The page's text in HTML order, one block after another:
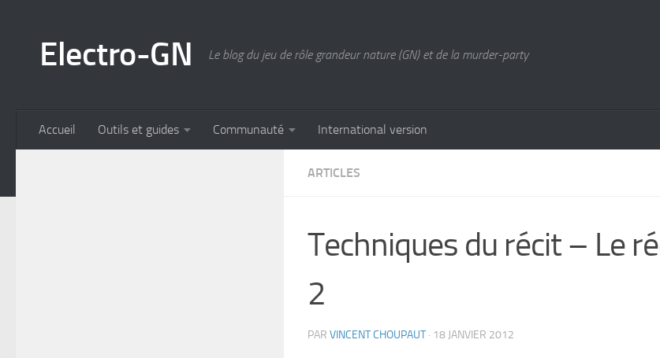
Electro-GN Le blog du jeu de rôle grandeur nature (GN) et de la murder-party
Accueil Outils et guides Communauté International version
ARTICLES
Techniques du récit – Le
2
PAR VINCENT CHOUPAUT · 18 JANVIER 2012